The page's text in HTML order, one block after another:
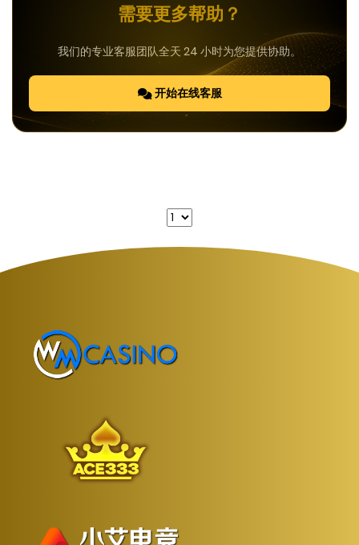
需要更多帮助？
我们的专业客服团队全天 24 小时为您提供协助。
开始在线客服